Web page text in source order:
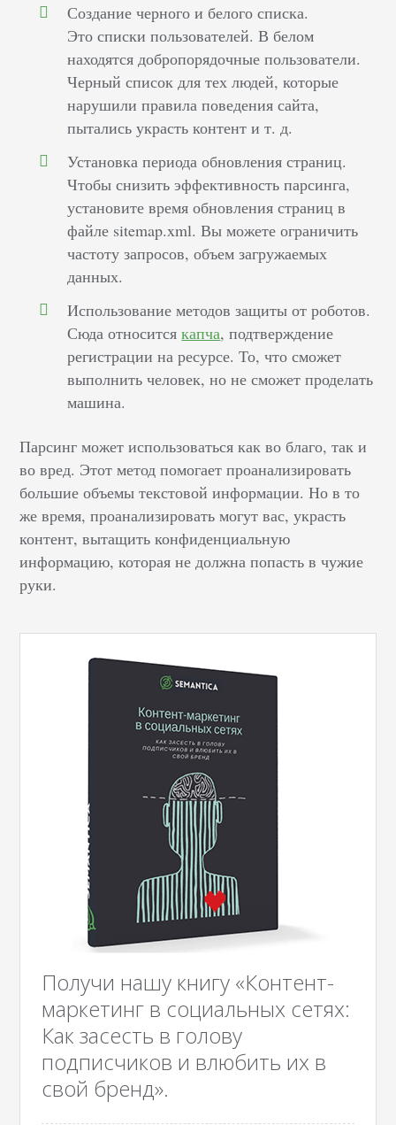
Создание черного и белого списка.
Это списки пользователей. В белом
находятся добропорядочные пользователи.
Черный список для тех людей, которые
нарушили правила поведения сайта,
пытались украсть контент и т. д.
Установка периода обновления страниц.
Чтобы снизить эффективность парсинга,
установите время обновления страниц в
файле sitemap.xml. Вы можете ограничить
частоту запросов, объем загружаемых
данных.
Использование методов защиты от роботов.
Сюда относитсякапча, подтверждение
регистрации на ресурсе. То, что сможет
выполнить человек, но не сможет проделать
машина.
Парсинг может использоваться как во благо, так и
во вред. Этот метод помогает проанализировать
большие объемы текстовой информации. Но в то
же время, проанализировать могут вас, украсть
контент, вытащить конфиденциальную
информацию, которая не должна попасть в чужие
руки.
Получи нашу книгу «Контент-
маркетинг в социальных сетях:
Как засесть в голову
подписчиков и влюбить их в
свой бренд».